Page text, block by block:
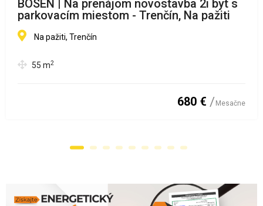
BOSEN | Na prenájom novostavba 2i byt s
parkovacím miestom - Trenčín, Na pažiti
Na pažiti, Trenčín
55 m2
680 € Mesačne